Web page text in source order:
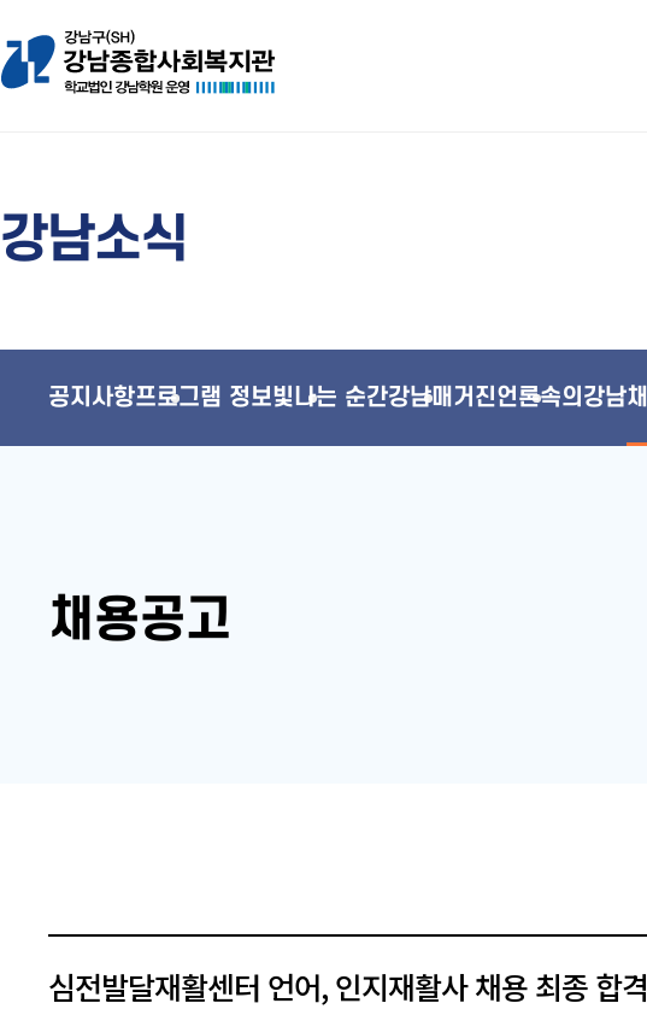
강남소식
공지사항프로그램 정보빛나는 순간강남매거진언론속의강남
채용공고
심전발달재활센터 언어, 인지재활사 채용 최종 합